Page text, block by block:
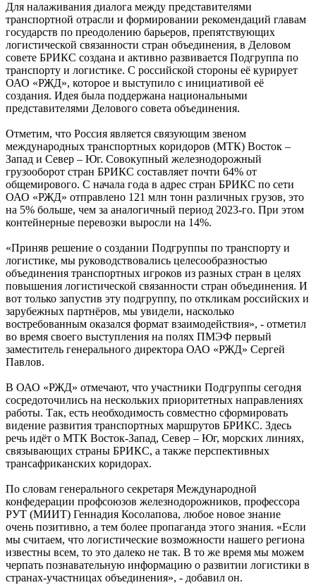
Для налаживания диалога между представителями
транспортной отрасли и формировании рекомендаций главам
государств по преодолению барьеров, препятствующих
логистической связанности стран объединения, в Деловом
совете БРИКС создана и активно развивается Подгруппа по
транспорту и логистике. С российской стороны её курирует
ОАО «РЖД», которое и выступило с инициативой её
создания. Идея была поддержана национальными
представителями Делового совета объединения.
Отметим, что Россия является связующим звеном
международных транспортных коридоров (МТК) Восток –
Запад и Север – Юг. Совокупный железнодорожный
грузооборот стран БРИКС составляет почти 64% от
общемирового. С начала года в адрес стран БРИКС по сети
ОАО «РЖД» отправлено 121 млн тонн различных грузов, это
на 5% больше, чем за аналогичный период 2023-го. При этом
контейнерные перевозки выросли на 14%.
«Приняв решение о создании Подгруппы по транспорту и
логистике, мы руководствовались целесообразностью
объединения транспортных игроков из разных стран в целях
повышения логистической связанности стран объединения. И
вот только запустив эту подгруппу, по откликам российских и
зарубежных партнёров, мы увидели, насколько
востребованным оказался формат взаимодействия», - отметил
во время своего выступления на полях ПМЭФ первый
заместитель генерального директора ОАО «РЖД» Сергей
Павлов.
В ОАО «РЖД» отмечают, что участники Подгруппы сегодня
сосредоточились на нескольких приоритетных направлениях
работы. Так, есть необходимость совместно сформировать
видение развития транспортных маршрутов БРИКС. Здесь
речь идёт о МТК Восток-Запад, Север – Юг, морских линиях,
связывающих страны БРИКС, а также перспективных
трансафриканских коридорах.
По словам генерального секретаря Международной
конфедерации профсоюзов железнодорожников, профессора
РУТ (МИИТ) Геннадия Косолапова, любое новое знание
очень позитивно, а тем более пропаганда этого знания. «Если
мы считаем, что логистические возможности нашего региона
известны всем, то это далеко не так. В то же время мы можем
черпать познавательную информацию о развитии логистики в
странах-участницах объединения», - добавил он.